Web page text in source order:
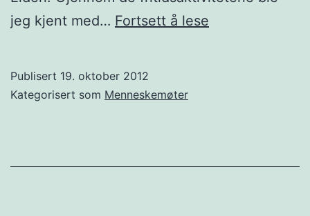
jeg kjent med… Fortsett å lese
Publisert 19. oktober 2012
Kategorisert som Menneskemøter